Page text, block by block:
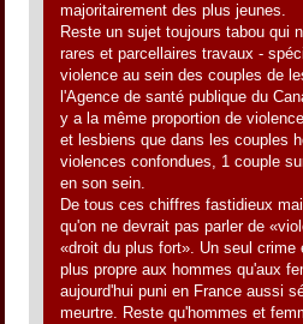
majoritairement des plus jeunes.
Reste un sujet toujours tabou qui
rares et parcellaires travaux -
violence au sein des couples de
l'Agence de santé publique du
y a la même proportion de
et lesbiens que dans les couples
violences confondues, 1 couple
en son sein.
De tous ces chiffres fastidieux
qu'on ne devrait pas parler de
«droit du plus fort». Un seul crime
plus propre aux hommes qu'aux
aujourd'hui puni en France aussi
meurtre. Reste qu'hommes et